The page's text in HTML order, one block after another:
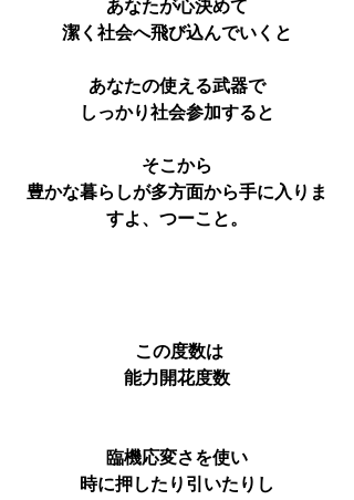
あなたが心決めて
潔く社会へ飛び込んでいくと
あなたの使える武器で
しっかり社会参加すると
そこから
豊かな暮らしが多方面から手に入りま
すよ、つーこと。
この度数は
能力開花度数
臨機応変さを使い
時に押したり引いたりし